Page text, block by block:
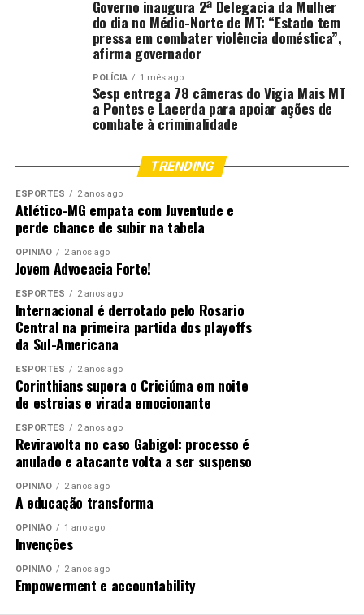
Governo inaugura 2ª Delegacia da Mulher
do dia no Médio-Norte de MT: “Estado tem
pressa em combater violência doméstica”,
afirma governador
POLÍCIA 1 mês ago
Sesp entrega 78 câmeras do Vigia Mais MT
a Pontes e Lacerda para apoiar ações de
combate à criminalidade
TRENDING
ESPORTES 2 anos ago
Atlético-MG empata com Juventude e
perde chance de subir na tabela
OPINIÃO 2 anos ago
Jovem Advocacia Forte!
ESPORTES 2 anos ago
Internacional é derrotado pelo Rosario
Central na primeira partida dos playoffs
da Sul-Americana
ESPORTES 2 anos ago
Corinthians supera o Criciúma em noite
de estreias e virada emocionante
ESPORTES 2 anos ago
Reviravolta no caso Gabigol: processo é
anulado e atacante volta a ser suspenso
OPINIÃO 2 anos ago
A educação transforma
OPINIÃO 1 ano ago
Invenções
OPINIÃO 2 anos ago
Empowerment e accountability